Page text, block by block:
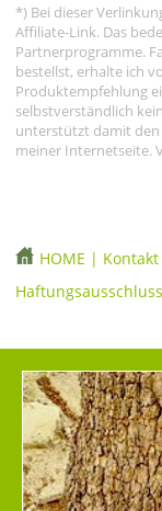
*) Bei dieser
Affiliate-Link. Das
Partnerprogramme.
bestellst, erhalte ich
Produktempfehlung
selbstverständlich
unterstützt damit den
meiner Internetseite.
HOME | Kontakt
Haftungsausschluss